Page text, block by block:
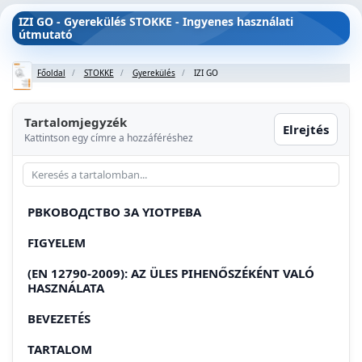
IZI GO - Gyerekülés STOKKE - Ingyenes használati
útmutató
Főoldal STOKKE Gyerekülés IZI GO
Tartalomjegyzék
Kattintson egy címre a hozzáféréshez
Elrejtés
PBKOBOДCTBO 3A YIOTPEBA
FIGYELEM
(EN 12790-2009): AZ ÜLES PIHENŐSZÉKÉNT VALÓ
HASZNÁLATA
BEVEZETÉS
TARTALOM